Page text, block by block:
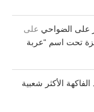
على الضواحي على
تحت اسم “عربة
الأكثر شعبية